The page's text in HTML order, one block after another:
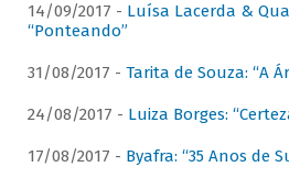
14/09/2017 - Luísa Lacerda &
“Ponteando”
31/08/2017 - Tarita de Souza: “A
24/08/2017 - Luiza Borges:
17/08/2017 - Byafra: “35 Anos de